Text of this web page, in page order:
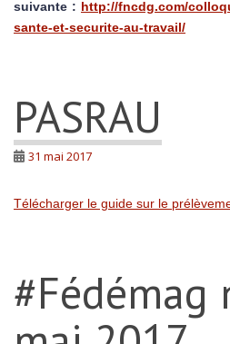
suivante : http://fncdg.com/
sante-et-securite-au-travail/
PASRAU
31 mai 2017
Télécharger le guide sur le
#Fédémag